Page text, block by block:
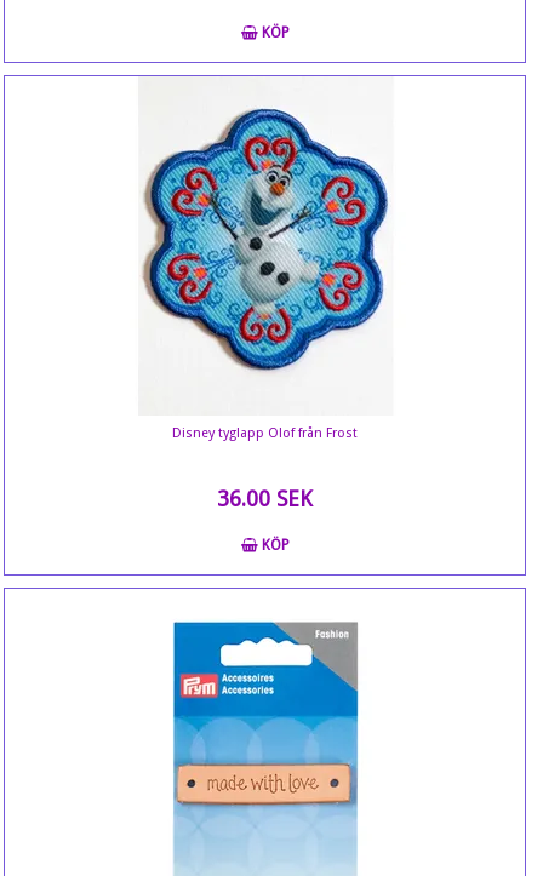
KÖP
Disney tyglapp Olof från Frost
36.00 SEK
KÖP